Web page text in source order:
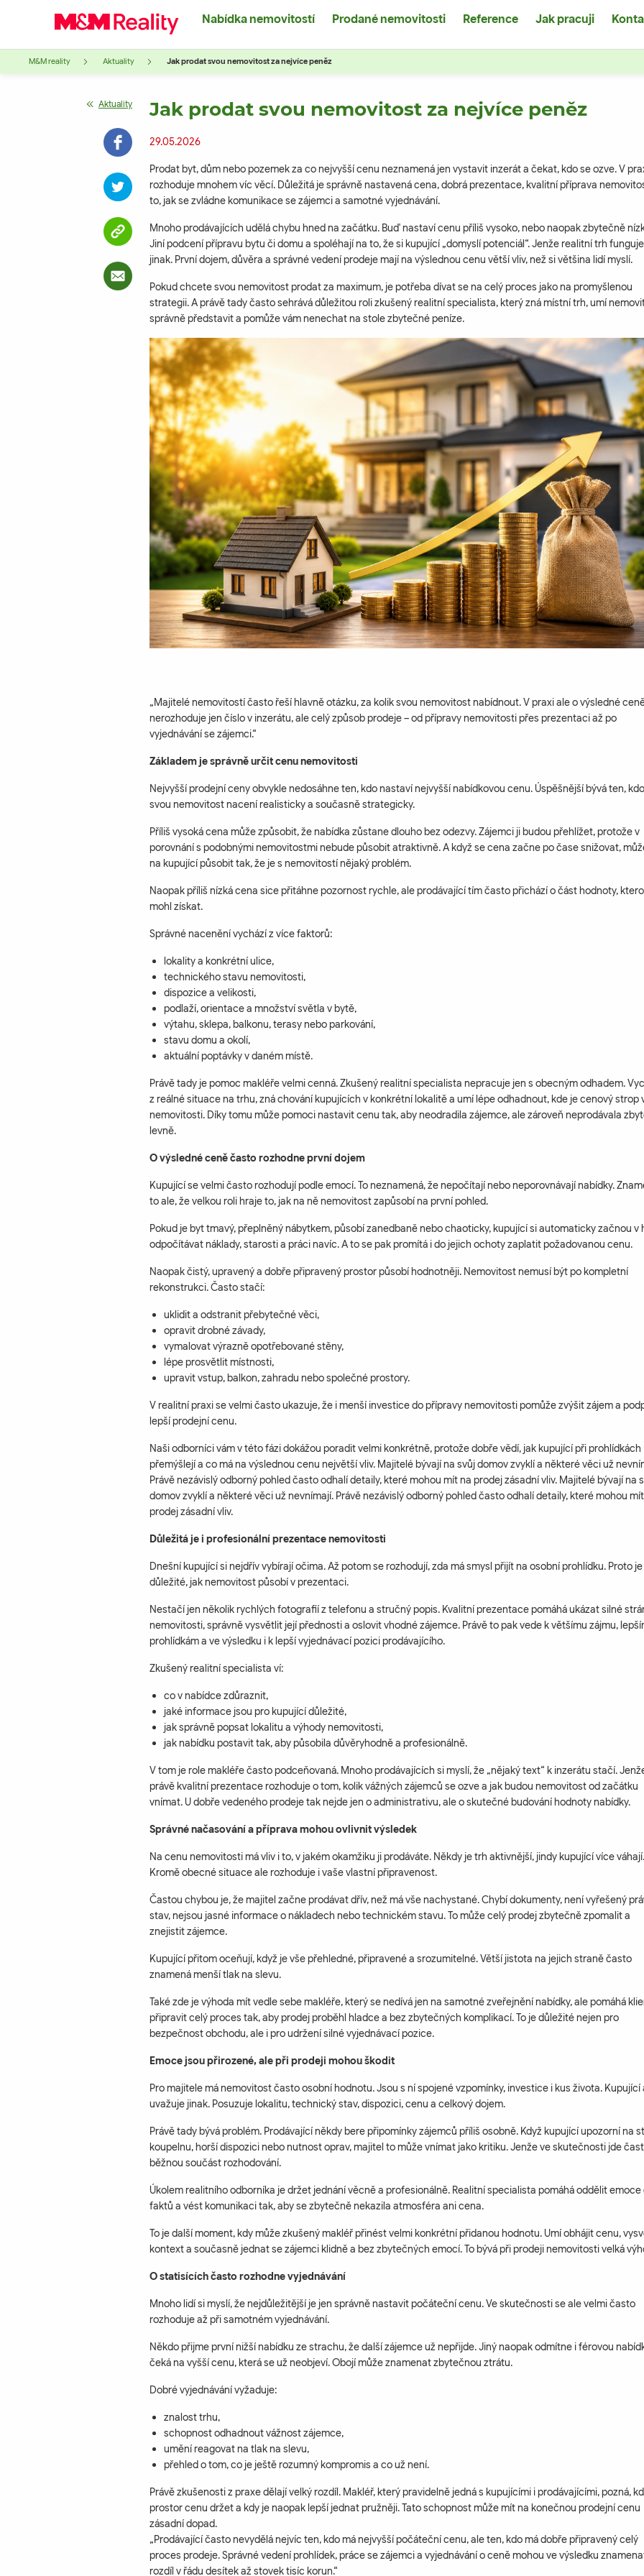
Nabídka nemovitostí Prodané nemovitosti Reference Jak pracuji
M&M reality Aktuality Jak prodat svou nemovitost za nejvíce peněz
Aktuality Jak prodat svou nemovitost za nejvíce peněz
29.05.2026
Prodat byt, dům nebo pozemek za co nejvyšší cenu neznamená jen vystavit inzerát a čekat, kdo se ozve. V
rozhoduje mnohem víc věcí. Důležitá je správně nastavená cena, dobrá prezentace, kvalitní příprava
to, jak se zvládne komunikace se zájemci a samotné vyjednávání.
Mnoho prodávajících udělá chybu hned na začátku. Buď nastaví cenu příliš vysoko, nebo naopak zbytečně
Jiní podcení přípravu bytu či domu a spoléhají na to, že si kupující „domyslí potenciál“. Jenže realitní trh funguje
jinak. První dojem, důvěra a správné vedení prodeje mají na výslednou cenu větší vliv, než si většina lidí myslí.
Pokud chcete svou nemovitost prodat za maximum, je potřeba dívat se na celý proces jako na promyšlenou
strategii. A právě tady často sehrává důležitou roli zkušený realitní specialista, který zná místní trh, umí
správně představit a pomůže vám nenechat na stole zbytečné peníze.
„Majitelé nemovitostí často řeší hlavně otázku, za kolik svou nemovitost nabídnout. V praxi ale o výsledné
nerozhoduje jen číslo v inzerátu, ale celý způsob prodeje – od přípravy nemovitosti přes prezentaci až po
vyjednávání se zájemci.“
Základem je správně určit cenu nemovitosti
Nejvyšší prodejní ceny obvykle nedosáhne ten, kdo nastaví nejvyšší nabídkovou cenu. Úspěšnější bývá ten, kdo
svou nemovitost nacení realisticky a současně strategicky.
Příliš vysoká cena může způsobit, že nabídka zůstane dlouho bez odezvy. Zájemci ji budou přehlížet, protože v
porovnání s podobnými nemovitostmi nebude působit atraktivně. A když se cena začne po čase snižovat,
na kupující působit tak, že je s nemovitostí nějaký problém.
Naopak příliš nízká cena sice přitáhne pozornost rychle, ale prodávající tím často přichází o část hodnoty,
mohl získat.
Správné nacenění vychází z více faktorů:
lokality a konkrétní ulice,
technického stavu nemovitosti,
dispozice a velikosti,
podlaží, orientace a množství světla v bytě,
výtahu, sklepa, balkonu, terasy nebo parkování,
stavu domu a okolí,
aktuální poptávky v daném místě.
Právě tady je pomoc makléře velmi cenná. Zkušený realitní specialista nepracuje jen s obecným odhadem.
z reálné situace na trhu, zná chování kupujících v konkrétní lokalitě a umí lépe odhadnout, kde je cenový strop
nemovitosti. Díky tomu může pomoci nastavit cenu tak, aby neodradila zájemce, ale zároveň neprodávala
levně.
O výsledné ceně často rozhodne první dojem
Kupující se velmi často rozhodují podle emocí. To neznamená, že nepočítají nebo neporovnávají nabídky.
to ale, že velkou roli hraje to, jak na ně nemovitost zapůsobí na první pohled.
Pokud je byt tmavý, přeplněný nábytkem, působí zanedbaně nebo chaoticky, kupující si automaticky začnou v
odpočítávat náklady, starosti a práci navíc. A to se pak promítá i do jejich ochoty zaplatit požadovanou cenu.
Naopak čistý, upravený a dobře připravený prostor působí hodnotněji. Nemovitost nemusí být po kompletní
rekonstrukci. Často stačí:
uklidit a odstranit přebytečné věci,
opravit drobné závady,
vymalovat výrazně opotřebované stěny,
lépe prosvětlit místnosti,
upravit vstup, balkon, zahradu nebo společné prostory.
V realitní praxi se velmi často ukazuje, že i menší investice do přípravy nemovitosti pomůže zvýšit zájem a
lepší prodejní cenu.
Naši odborníci vám v této fázi dokážou poradit velmi konkrétně, protože dobře vědí, jak kupující při prohlídkách
přemýšlejí a co má na výslednou cenu největší vliv. Majitelé bývají na svůj domov zvyklí a některé věci už
Právě nezávislý odborný pohled často odhalí detaily, které mohou mít na prodej zásadní vliv. Majitelé bývají na
domov zvyklí a některé věci už nevnímají. Právě nezávislý odborný pohled často odhalí detaily, které mohou
prodej zásadní vliv.
Důležitá je i profesionální prezentace nemovitosti
Dnešní kupující si nejdřív vybírají očima. Až potom se rozhodují, zda má smysl přijít na osobní prohlídku. Proto je
důležité, jak nemovitost působí v prezentaci.
Nestačí jen několik rychlých fotografií z telefonu a stručný popis. Kvalitní prezentace pomáhá ukázat silné
nemovitosti, správně vysvětlit její přednosti a oslovit vhodné zájemce. Právě to pak vede k většímu zájmu,
prohlídkám a ve výsledku i k lepší vyjednávací pozici prodávajícího.
Zkušený realitní specialista ví:
co v nabídce zdůraznit,
jaké informace jsou pro kupující důležité,
jak správně popsat lokalitu a výhody nemovitosti,
jak nabídku postavit tak, aby působila důvěryhodně a profesionálně.
V tom je role makléře často podceňovaná. Mnoho prodávajících si myslí, že „nějaký text“ k inzerátu stačí.
právě kvalitní prezentace rozhoduje o tom, kolik vážných zájemců se ozve a jak budou nemovitost od začátku
vnímat. U dobře vedeného prodeje tak nejde jen o administrativu, ale o skutečné budování hodnoty nabídky.
Správné načasování a příprava mohou ovlivnit výsledek
Na cenu nemovitosti má vliv i to, v jakém okamžiku ji prodáváte. Někdy je trh aktivnější, jindy kupující více váhají.
Kromě obecné situace ale rozhoduje i vaše vlastní připravenost.
Častou chybou je, že majitel začne prodávat dřív, než má vše nachystané. Chybí dokumenty, není vyřešený
stav, nejsou jasné informace o nákladech nebo technickém stavu. To může celý prodej zbytečně zpomalit a
znejistit zájemce.
Kupující přitom oceňují, když je vše přehledné, připravené a srozumitelné. Větší jistota na jejich straně často
znamená menší tlak na slevu.
Také zde je výhoda mít vedle sebe makléře, který se nedívá jen na samotné zveřejnění nabídky, ale pomáhá
připravit celý proces tak, aby prodej proběhl hladce a bez zbytečných komplikací. To je důležité nejen pro
bezpečnost obchodu, ale i pro udržení silné vyjednávací pozice.
Emoce jsou přirozené, ale při prodeji mohou škodit
Pro majitele má nemovitost často osobní hodnotu. Jsou s ní spojené vzpomínky, investice i kus života. Kupující
uvažuje jinak. Posuzuje lokalitu, technický stav, dispozici, cenu a celkový dojem.
Právě tady bývá problém. Prodávající někdy bere připomínky zájemců příliš osobně. Když kupující upozorní na
koupelnu, horší dispozici nebo nutnost oprav, majitel to může vnímat jako kritiku. Jenže ve skutečnosti jde
běžnou součást rozhodování.
Úkolem realitního odborníka je držet jednání věcně a profesionálně. Realitní specialista pomáhá oddělit emoce
faktů a vést komunikaci tak, aby se zbytečně nekazila atmosféra ani cena.
To je další moment, kdy může zkušený makléř přinést velmi konkrétní přidanou hodnotu. Umí obhájit cenu,
kontext a současně jednat se zájemci klidně a bez zbytečných emocí. To bývá při prodeji nemovitosti velká
O statisících často rozhodne vyjednávání
Mnoho lidí si myslí, že nejdůležitější je jen správně nastavit počáteční cenu. Ve skutečnosti se ale velmi často
rozhoduje až při samotném vyjednávání.
Někdo přijme první nižší nabídku ze strachu, že další zájemce už nepřijde. Jiný naopak odmítne i férovou
čeká na vyšší cenu, která se už neobjeví. Obojí může znamenat zbytečnou ztrátu.
Dobré vyjednávání vyžaduje:
znalost trhu,
schopnost odhadnout vážnost zájemce,
umění reagovat na tlak na slevu,
přehled o tom, co je ještě rozumný kompromis a co už není.
Právě zkušenosti z praxe dělají velký rozdíl. Makléř, který pravidelně jedná s kupujícími i prodávajícími, pozná,
prostor cenu držet a kdy je naopak lepší jednat pružněji. Tato schopnost může mít na konečnou prodejní cenu
zásadní dopad.
„Prodávající často nevydělá nejvíc ten, kdo má nejvyšší počáteční cenu, ale ten, kdo má dobře připravený celý
proces prodeje. Správné vedení prohlídek, práce se zájemci a vyjednávání o ceně mohou ve výsledku
rozdíl v řádu desítek až stovek tisíc korun.“